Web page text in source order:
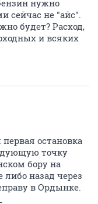
нужно
сейчас не "айс".
будет? Расход,
и всяких
остановка
точку
бору на
либо назад через
в Ордынке.